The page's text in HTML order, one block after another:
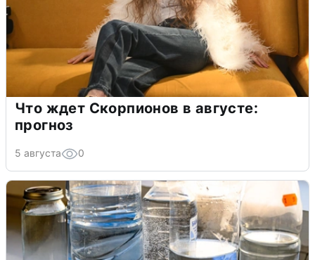
Что ждет Скорпионов в августе:
прогноз
5 августа 0